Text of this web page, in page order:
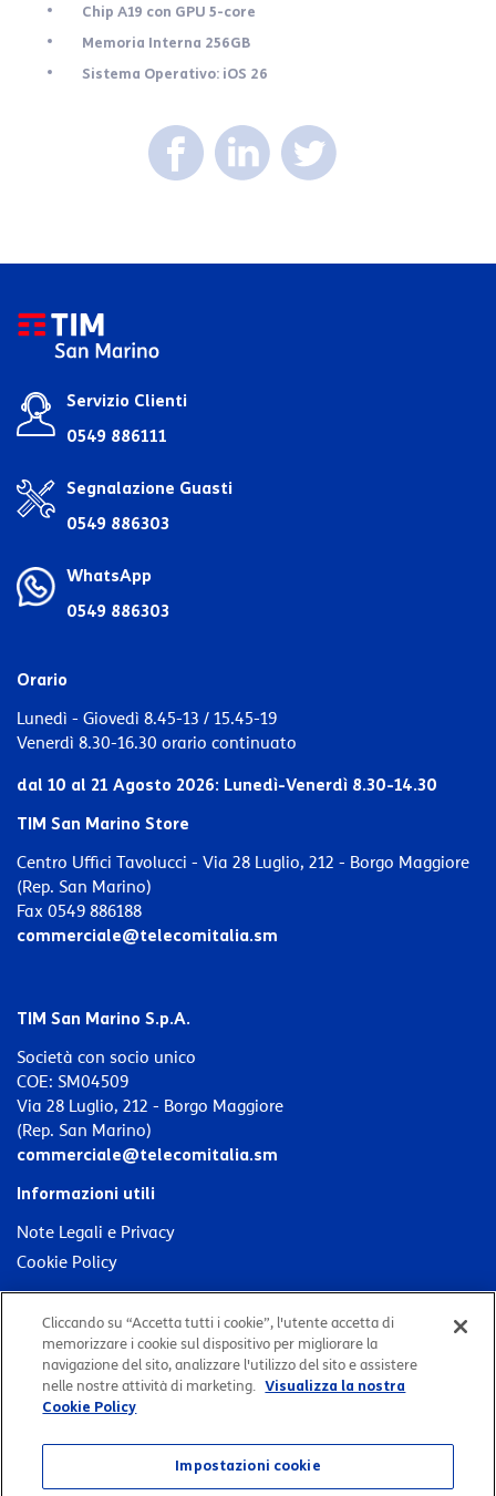
Chip A19 con GPU 5-core
Memoria Interna 256GB
Sistema Operativo: iOS 26
Servizio Clienti
0549 886111
Segnalazione Guasti
0549 886303
WhatsApp
0549 886303
Orario
Lunedì - Giovedì 8.45-13 / 15.45-19
Venerdì 8.30-16.30 orario continuato
dal 10 al 21 Agosto 2026: Lunedì-Venerdì 8.30-14.30
TIM San Marino Store
Centro Uffici Tavolucci - Via 28 Luglio, 212 - Borgo Maggiore
(Rep. San Marino)
Fax 0549 886188
commerciale@telecomitalia.sm
TIM San Marino S.p.A.
Società con socio unico
COE: SM04509
Via 28 Luglio, 212 - Borgo Maggiore
(Rep. San Marino)
commerciale@telecomitalia.sm
Informazioni utili
Note Legali e Privacy
Cookie Policy
Strumenti veloci
Verifica copertura
Comunicazioni
Contattaci
Cliccando su “Accetta tutti i cookie”, l'utente accetta di
memorizzare i cookie sul dispositivo per migliorare la
navigazione del sito, analizzare l'utilizzo del sito e assistere
nelle nostre attività di marketing. Visualizza la nostra
Cookie Policy
Impostazioni cookie